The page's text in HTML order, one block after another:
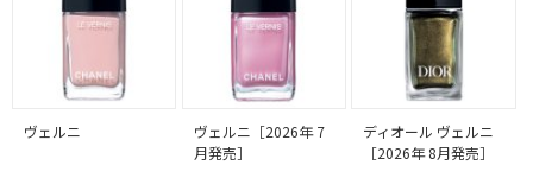
ヴェルニ
ヴェルニ［2026年 7
月発売］
ディオール ヴェルニ
［2026年 8月発売］